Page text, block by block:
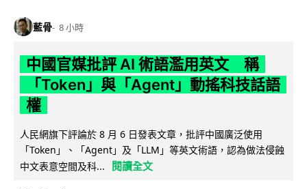
藍骨 8 小時
中國官媒批評 AI 術語濫用英文 稱
「Token」與「Agent」動搖科技話語
權
人民網旗下評論於 8 月 6 日發表文章，批評中國廣泛使用
「Token」、「Agent」及「LLM」等英文術語，認為做法侵蝕
中文表意空間及科...
閱讀全文